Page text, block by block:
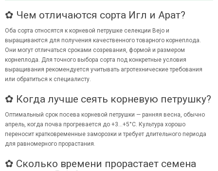
✿ Чем отличаются сорта Игл и Арат?
Оба сорта относятся к корневой петрушке селекции Bejo и
выращиваются для получения качественного товарного корнеплода.
Они могут отличаться сроками созревания, формой и размером
корнеплода. Для точного выбора сорта под конкретные условия
выращивания рекомендуется учитывать агротехнические требования
или обратиться к специалисту.
✿ Когда лучше сеять корневую петрушку?
Оптимальный срок посева корневой петрушки — ранняя весна, обычно
апрель, когда почва прогревается до +3…+5°C. Культура хорошо
переносит кратковременные заморозки и требует длительного периода
для равномерного прорастания.
✿ Сколько времени прорастает семена